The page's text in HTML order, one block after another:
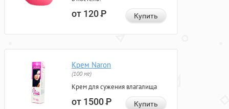
от 120Р Купить
Крем Naron
(100 мг)
Крем для сужения влагалища
от 1500Р Купить